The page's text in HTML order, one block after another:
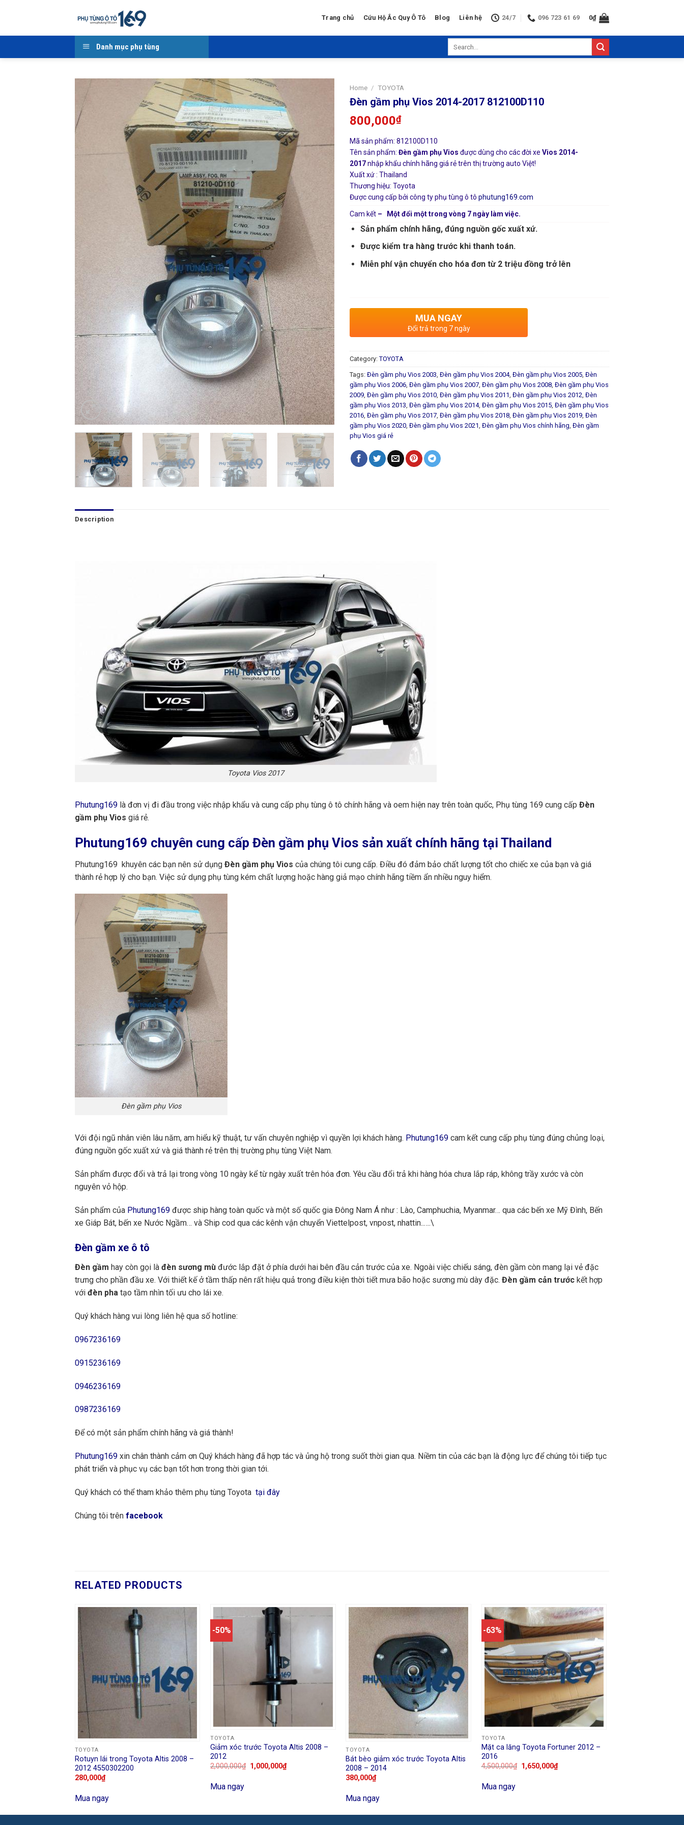
Trang chủ Cứu Hộ Ắc Quy Ô Tô Blog Liên hệ 24/7 096 723 61 69 0₫
Danh mục phụ tùng
Home / TOYOTA
Đèn gầm phụ Vios 2014-2017 812100D110
800,000₫
Mã sản phẩm: 812100D110
Tên sản phẩm: Đèn gầm phụ Vios được dùng cho các đời xe Vios 2014-
2017nhập khẩu chính hãng giá rẻ trên thị trường auto Việt!
Xuất xứ : Thailand
Thương hiệu: Toyota
Được cung cấp bởi công ty phụ tùng ô tô phutung169.com
Cam kết – Một đổi một trong vòng 7 ngày làm việc.
Sản phẩm chính hãng, đúng nguồn gốc xuất xứ.
Được kiểm tra hàng trước khi thanh toán.
Miễn phí vận chuyển cho hóa đơn từ 2 triệu đồng trở lên
MUA NGAY
Đổi trả trong 7 ngày
Category: TOYOTA
Tags: Đèn gầm phụ Vios 2003 Đèn gầm phụ Vios 2004, Đèn gầm phụ Vios 2005 Đèn
gầm phụ Vios 2006 Đèn gầm phụ Vios 2007 Đèn gầm phụ Vios 2008 Đèn gầm phụ Vios
2009 Đèn gầm phụ Vios 2010 Đèn gầm phụ Vios 2011 Đèn gầm phụ Vios 2012 Đèn
gầm phụ Vios 2013 Đèn gầm phụ Vios 2014, Đèn gầm phụ Vios 2015 Đèn gầm phụ Vios
2016 Đèn gầm phụ Vios 2017 Đèn gầm phụ Vios 2018 Đèn gầm phụ Vios 2019 Đèn
gầm phụ Vios 2020 Đèn gầm phụ Vios 2021 Đèn gầm phụ Vios chính hãng Đèn gầm
phụ Vios giá rẻ
Description
Toyota Vios 2017
Phutung169 là đơn vị đi đầu trong việc nhập khẩu và cung cấp phụ tùng ô tô chính hãng và oem hiện nay trên toàn quốc, Phụ tùng 169 cung cấp Đèn
gầm phụ Vios giá rẻ.
Phutung169 chuyên cung cấp Đèn gầm phụ Vios sản xuất chính hãng tại Thailand
Phutung169 khuyên các bạn nên sử dụng Đèn gầm phụ Vios của chúng tôi cung cấp. Điều đó đảm bảo chất lượng tốt cho chiếc xe của bạn và giá
thành rẻ hợp lý cho bạn. Việc sử dụng phụ tùng kém chất lượng hoặc hàng giả mạo chính hãng tiềm ẩn nhiều nguy hiểm.
Đèn gầm phụ Vios
Với đội ngũ nhân viên lâu năm, am hiểu kỹ thuật, tư vấn chuyên nghiệp vì quyền lợi khách hàng. Phutung169 cam kết cung cấp phụ tùng đúng chủng loại,
đúng nguồn gốc xuất xứ và giá thành rẻ trên thị trường phụ tùng Việt Nam.
Sản phẩm được đổi và trả lại trong vòng 10 ngày kể từ ngày xuất trên hóa đơn. Yêu cầu đổi trả khi hàng hóa chưa lắp ráp, không trầy xước và còn
nguyên vỏ hộp.
Sản phẩm của Phutung169 được ship hàng toàn quốc và một số quốc gia Đông Nam Á như : Lào, Camphuchia, Myanmar… qua các bến xe Mỹ Đình, Bến
xe Giáp Bát, bến xe Nước Ngầm… và Ship cod qua các kênh vận chuyển Viettelpost, vnpost, nhattin..….\
Đèn gầm xe ô tô
Đèn gầm hay còn gọi là đèn sương mù đước lắp đặt ở phía dưới hai bên đầu cản trước của xe. Ngoài việc chiếu sáng, đèn gầm còn mang lại vẻ đặc
trưng cho phần đầu xe. Với thiết kế ở tầm thấp nên rất hiệu quả trong điều kiện thời tiết mưa bão hoặc sương mù dày đặc. Đèn gầm cản trước kết hợp
với đèn pha tạo tầm nhìn tối ưu cho lái xe.
Quý khách hàng vui lòng liên hệ qua số hotline:
0967236169
0915236169
0946236169
0987236169
Để có một sản phẩm chính hãng và giá thành!
Phutung169 xin chân thành cảm ơn Quý khách hàng đã hợp tác và ủng hộ trong suốt thời gian qua. Niềm tin của các bạn là động lực để chúng tôi tiếp tục
phát triển và phục vụ các bạn tốt hơn trong thời gian tới.
Quý khách có thể tham khảo thêm phụ tùng Toyota tại đây
Chúng tôi trên facebook
RELATED PRODUCTS
TOYOTA
Rotuyn lái trong Toyota Altis 2008 –
2012 4550302200
280,000₫
Mua ngay
-50%
TOYOTA
Giảm xóc trước Toyota Altis 2008 –
2012
2,000,000₫ 1,000,000₫
Mua ngay
TOYOTA
Bát bèo giảm xóc trước Toyota Altis
2008 – 2014
380,000₫
Mua ngay
-63%
TOYOTA
Mặt ca lăng Toyota Fortuner 2012 –
2016
4,500,000₫ 1,650,000₫
Mua ngay